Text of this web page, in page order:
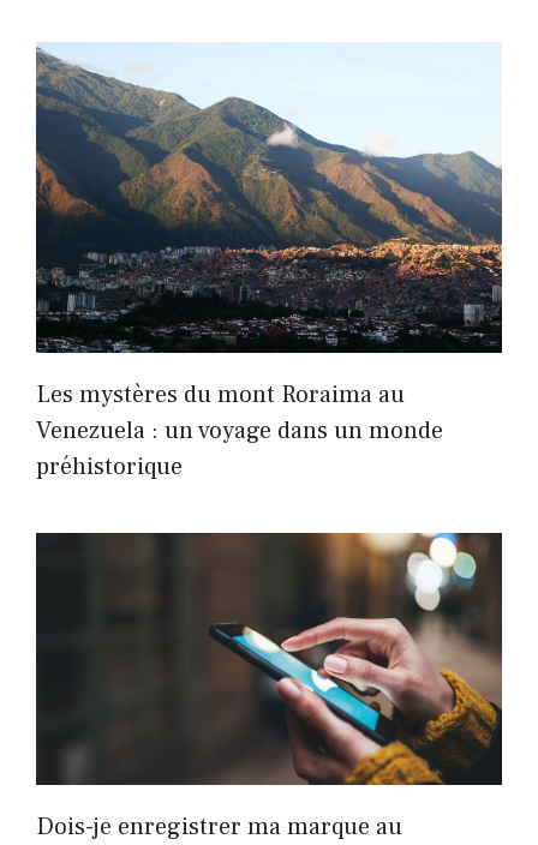
Les mystères du mont Roraima au
Venezuela : un voyage dans un monde
préhistorique
Dois-je enregistrer ma marque au